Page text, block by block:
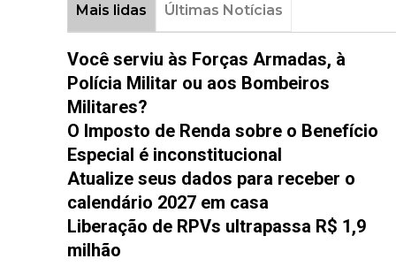
Mais lidas Últimas Notícias
Você serviu às Forças Armadas, à
Polícia Militar ou aos Bombeiros
Militares?
O Imposto de Renda sobre o Benefício
Especial é inconstitucional
Atualize seus dados para receber o
calendário 2027 em casa
Liberação de RPVs ultrapassa R$ 1,9
milhão